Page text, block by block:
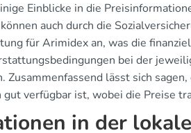
Einblicke in die
auch durch die
für Arimidex an, was die
bei der
Zusammenfassend lässt sich
verfügbar ist, wobei die Preise
in der